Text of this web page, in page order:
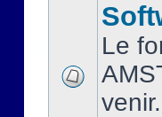
Le
venir.